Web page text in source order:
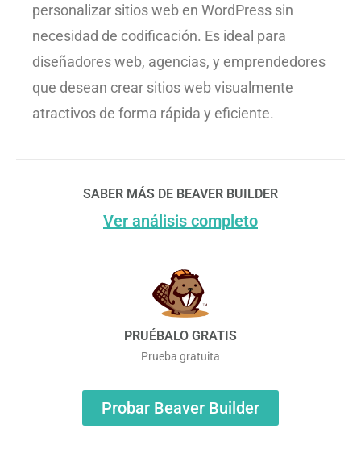
personalizar sitios web en WordPress sin
necesidad de codificación. Es ideal para
diseñadores web, agencias, y emprendedores
que desean crear sitios web visualmente
atractivos de forma rápida y eficiente.
SABER MÁS DE BEAVER BUILDER
Ver análisis completo
PRUÉBALO GRATIS
Prueba gratuita
Probar Beaver Builder